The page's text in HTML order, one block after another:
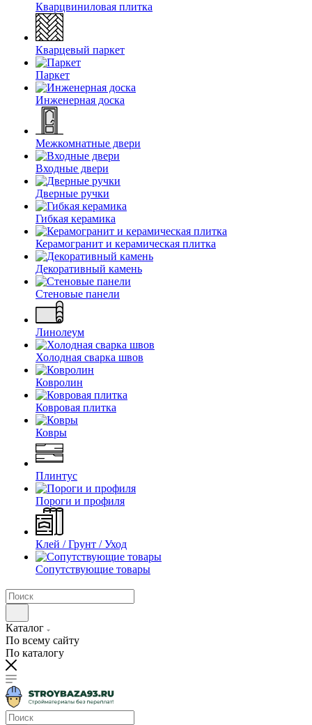
Кварцвиниловая плитка
Кварцевый паркет
Паркет
Инженерная доска
Межкомнатные двери
Входные двери
Дверные ручки
Гибкая керамика
Керамогранит и керамическая плитка
Декоративный камень
Стеновые панели
Линолеум
Холодная сварка швов
Ковролин
Ковровая плитка
Ковры
Плинтус
Пороги и профиля
Клей / Грунт / Уход
Сопутствующие товары
Каталог
По всему сайту
По каталогу